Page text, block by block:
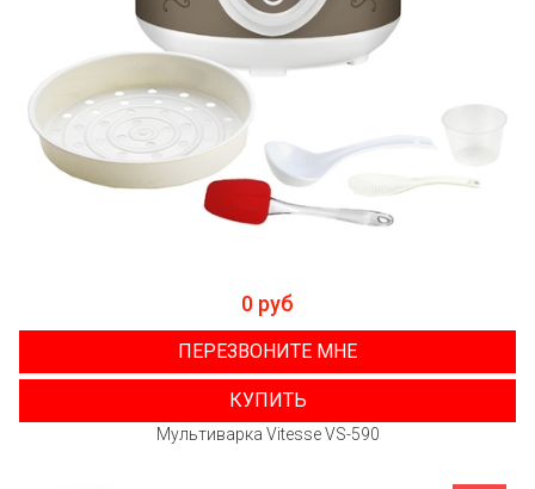
0 руб
ПЕРЕЗВОНИТЕ МНЕ
КУПИТЬ
Мультиварка Vitesse VS-590